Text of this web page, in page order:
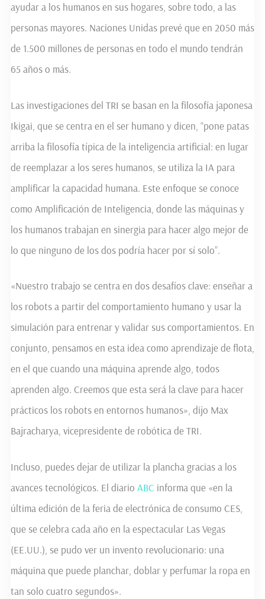
ayudar a los humanos en sus hogares, sobre todo, a las
personas mayores. Naciones Unidas prevé que en 2050 más
de 1.500 millones de personas en todo el mundo tendrán
65 años o más.
Las investigaciones del TRI se basan en la filosofía japonesa
Ikigai, que se centra en el ser humano y dicen, “pone patas
arriba la filosofía típica de la inteligencia artificial: en lugar
de reemplazar a los seres humanos, se utiliza la IA para
amplificar la capacidad humana. Este enfoque se conoce
como Amplificación de Inteligencia, donde las máquinas y
los humanos trabajan en sinergia para hacer algo mejor de
lo que ninguno de los dos podría hacer por sí solo”.
«Nuestro trabajo se centra en dos desafíos clave: enseñar a
los robots a partir del comportamiento humano y usar la
simulación para entrenar y validar sus comportamientos. En
conjunto, pensamos en esta idea como aprendizaje de flota,
en el que cuando una máquina aprende algo, todos
aprenden algo. Creemos que esta será la clave para hacer
prácticos los robots en entornos humanos», dijo Max
Bajracharya, vicepresidente de robótica de TRI.
Incluso, puedes dejar de utilizar la plancha gracias a los
avances tecnológicos. El diario ABCinforma que «en la
última edición de la feria de electrónica de consumo CES,
que se celebra cada año en la espectacular Las Vegas
(EE.UU.), se pudo ver un invento revolucionario: una
máquina que puede planchar, doblar y perfumar la ropa en
tan solo cuatro segundos».